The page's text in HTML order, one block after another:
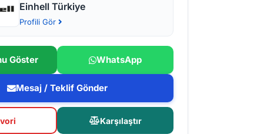
Einhell Türkiye
Profili Gör
Göster WhatsApp
Mesaj / Teklif Gönder
Karşılaştır